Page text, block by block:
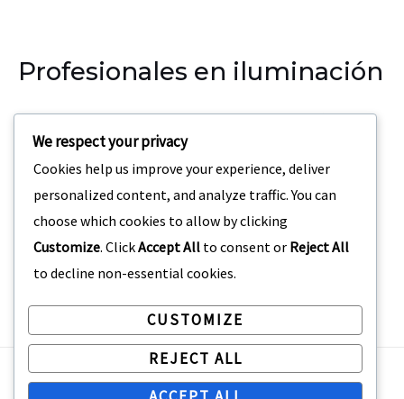
Profesionales en iluminación
Nuestra empresa se especializa en la iluminación para
eventos, teatros, discotecas.
Dirección:Carrera 69 C3 – 42 San Joaquin Medellin,
Colombia
Copyright © 2026 Profile Lighting Colombia
We respect your privacy
Cookies help us improve your experience, deliver
personalized content, and analyze traffic. You can
choose which cookies to allow by clicking
Customize. ClickAccept All to consent or Reject All
to decline non-essential cookies.
CUSTOMIZE
REJECT ALL